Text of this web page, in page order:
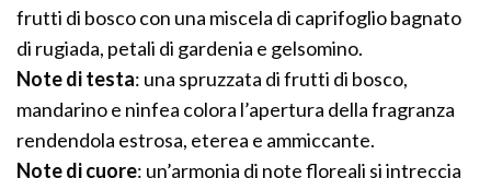
frutti di bosco con una miscela di caprifoglio bagnato
di rugiada, petali di gardenia e gelsomino.
Note di testa: una spruzzata di frutti di bosco,
mandarino e ninfea colora l’apertura della fragranza
rendendola estrosa, eterea e ammiccante.
Note di cuore: un’armonia di note floreali si intreccia